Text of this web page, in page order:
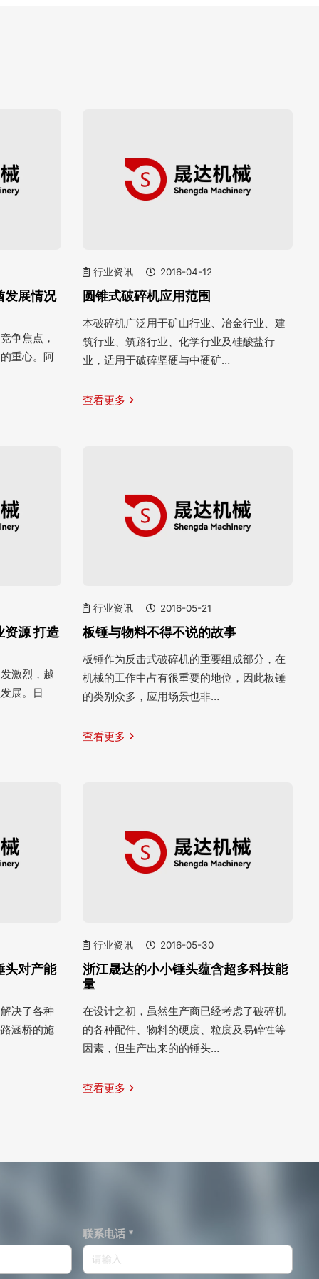
发展情况
争焦点，
重心。阿
行业资讯 2016-04-12
圆锥式破碎机应用范围
本破碎机广泛用于矿山行业、冶金行业、建
筑行业、筑路行业、化学行业及硅酸盐行
业，适用于破碎坚硬与中硬矿…
查看更多
资源 打造
激烈，越
展。日
行业资讯 2016-05-21
板锤与物料不得不说的故事
板锤作为反击式破碎机的重要组成部分，在
机械的工作中占有很重要的地位，因此板锤
的类别众多，应用场景也非…
查看更多
头对产能
决了各种
涵桥的施
行业资讯 2016-05-30
浙江晟达的小小锤头蕴含超多科技能
量
在设计之初，虽然生产商已经考虑了破碎机
的各种配件、物料的硬度、粒度及易碎性等
因素，但生产出来的的锤头…
查看更多
联系电话 *